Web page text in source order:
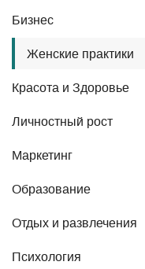
Бизнес
Женские практики
Красота и Здоровье
Личностный рост
Маркетинг
Образование
Отдых и развлечения
Психология